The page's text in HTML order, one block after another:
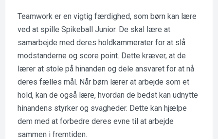
Teamwork er en vigtig færdighed, som børn kan lære
ved at spille Spikeball Junior. De skal lære at
samarbejde med deres holdkammerater for at slå
modstanderne og score point. Dette kræver, at de
lærer at stole på hinanden og dele ansvaret for at nå
deres fælles mål. Når børn lærer at arbejde som et
hold, kan de også lære, hvordan de bedst kan udnytte
hinandens styrker og svagheder. Dette kan hjælpe
dem med at forbedre deres evne til at arbejde
sammen i fremtiden.